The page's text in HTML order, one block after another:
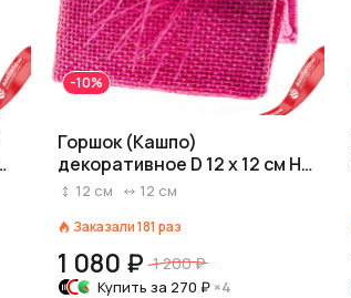
-10%
Горшок (Кашпо)
декоративное D 12 x 12 см H
12 см Розовый
12 см 12 см
Заказали181 раз
1 080 ₽ 1 200 ₽
Купить за 270 ₽ ×4